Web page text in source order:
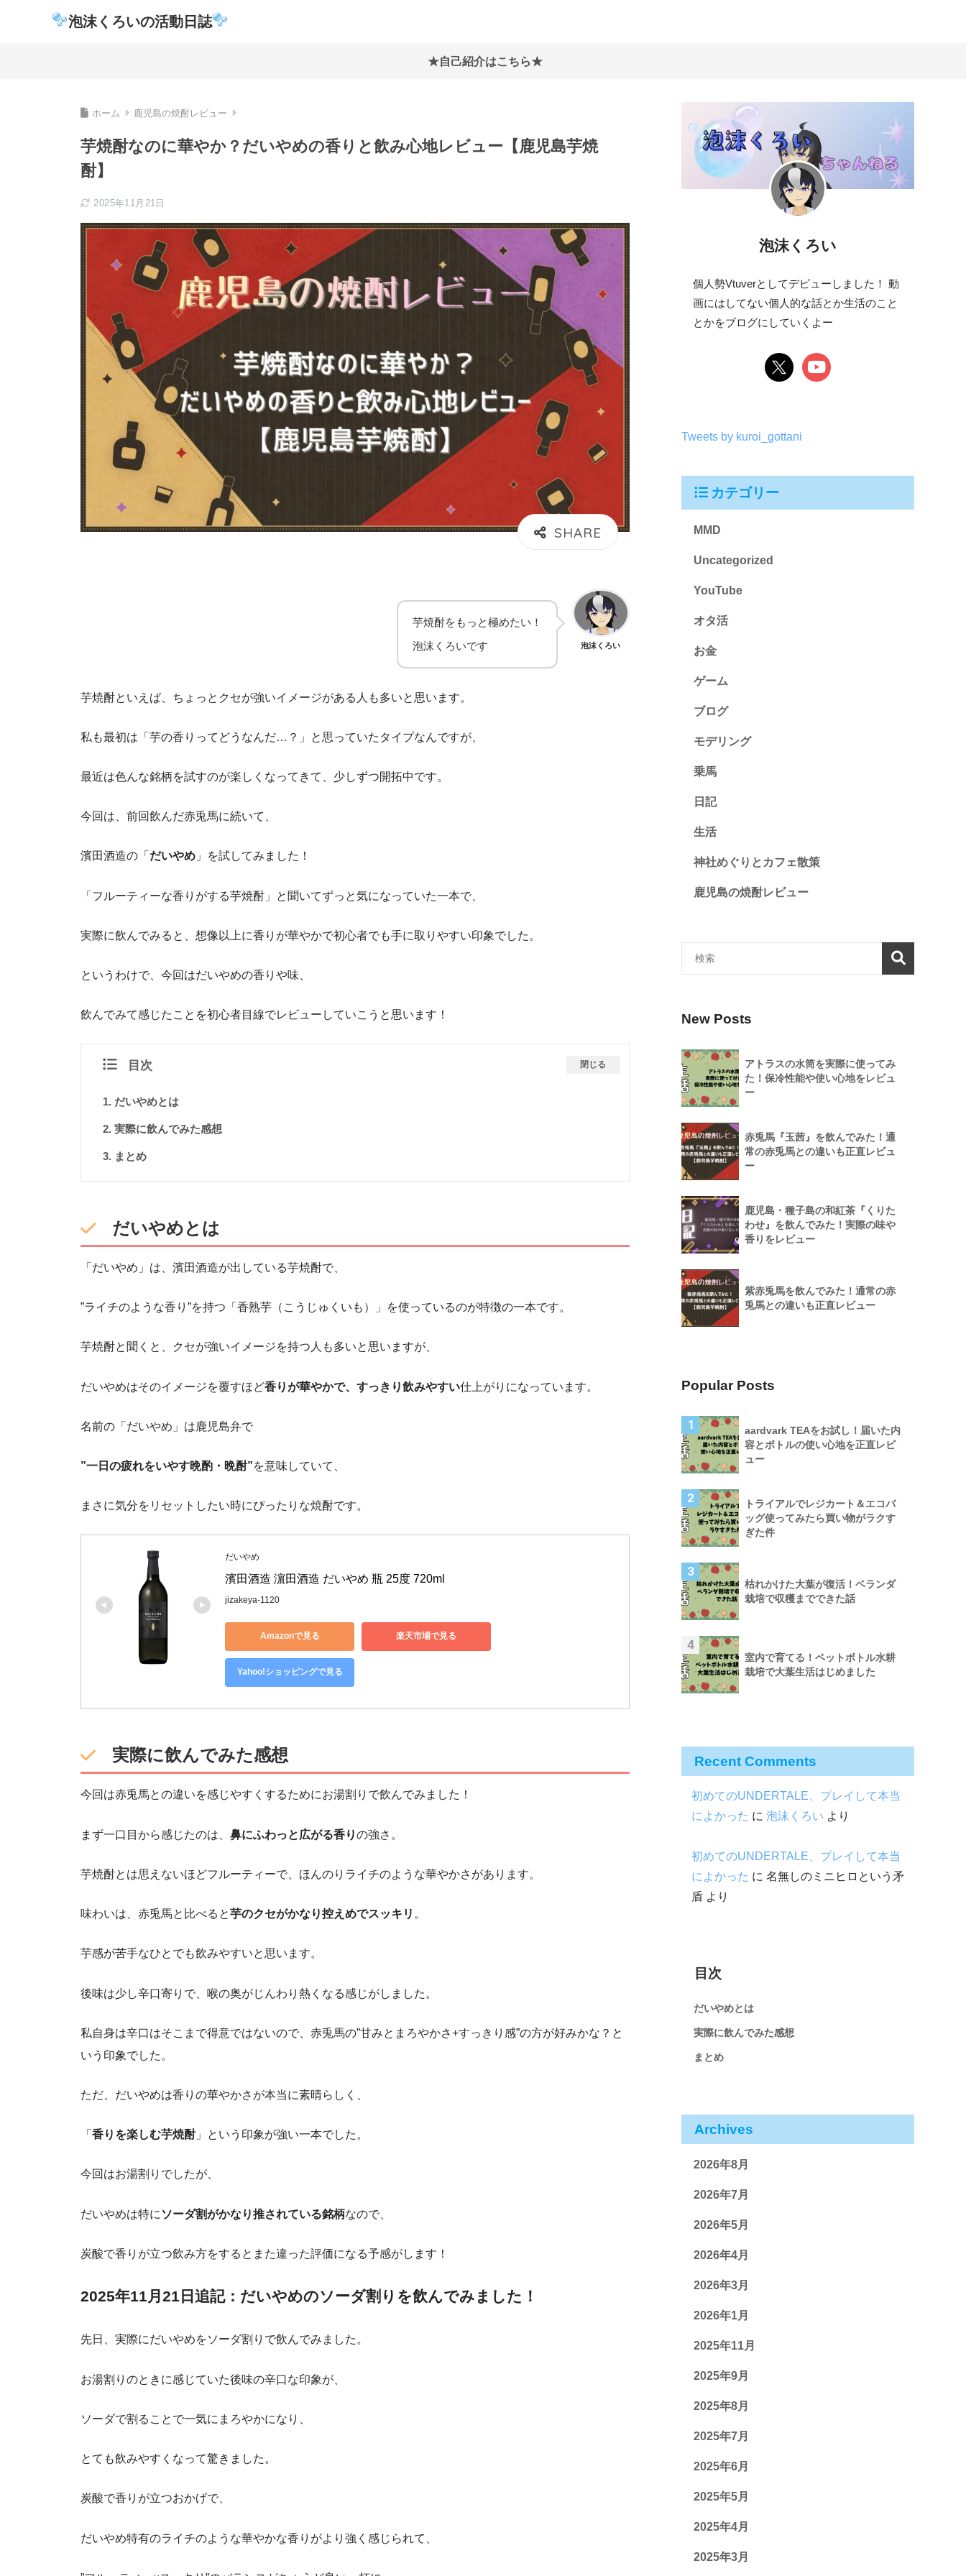
泡沫くろいの活動日誌
★自己紹介はこちら★
ホーム 鹿児島の焼酎レビュー
芋焼酎なのに華やか？だいやめの香りと飲み心地レビュー【鹿児島芋焼
酎】
2025年11月21日
泡沫くろい
芋焼酎をもっと極めたい！
泡沫くろいです
芋焼酎といえば、ちょっとクセが強いイメージがある人も多いと思います。
私も最初は「芋の香りってどうなんだ…？」と思っていたタイプなんですが、
最近は色んな銘柄を試すのが楽しくなってきて、少しずつ開拓中です。
今回は、前回飲んだ赤兎馬に続いて、
濱田酒造の「 だいやめ 」を試してみました！
「フルーティーな香りがする芋焼酎」と聞いてずっと気になっていた一本で、
実際に飲んでみると、想像以上に香りが華やかで初心者でも手に取りやすい印象でした。
というわけで、今回はだいやめの香りや味、
飲んでみて感じたことを初心者目線でレビューしていこうと思います！
目次 閉じる
だいやめとは
実際に飲んでみた感想
まとめ
だいやめとは
「だいやめ」は、濱田酒造が出している芋焼酎で、
”ライチのような香り”を持つ「香熟芋（こうじゅくいも）」を使っているのが特徴の一本です。
芋焼酎と聞くと、クセが強いイメージを持つ人も多いと思いますが、
だいやめはそのイメージを覆すほど香りが華やかで、すっきり飲みやすい仕上がりになっています。
名前の「だいやめ」は鹿児島弁で
”一日の疲れをいやす晩酌・晩酎”を意味していて、
まさに気分をリセットしたい時にぴったりな焼酎です。
だいやめ
濱田酒造 濵田酒造 だいやめ 瓶 25度 720ml
jizakeya-1120
Amazonで見る 楽天市場で見る
Yahoo!ショッピングで見る
実際に飲んでみた感想
今回は赤兎馬との違いを感じやすくするためにお湯割りで飲んでみました！
まず一口目から感じたのは、 鼻にふわっと広がる香りの強さ。
芋焼酎とは思えないほどフルーティーで、ほんのりライチのような華やかさがあります。
味わいは、赤兎馬と比べると芋のクセがかなり控えめでスッキリ 。
芋感が苦手なひとでも飲みやすいと思います。
後味は少し辛口寄りで、喉の奥がじんわり熱くなる感じがしました。
私自身は辛口はそこまで得意ではないので、赤兎馬の”甘みとまろやかさ+すっきり感”の方が好みかな？と
いう印象でした。
ただ、だいやめは香りの華やかさが本当に素晴らしく、
「香りを楽しむ芋焼酎」という印象が強い一本でした。
今回はお湯割りでしたが、
だいやめは特に ソーダ割がかなり推されている銘柄なので、
炭酸で香りが立つ飲み方をするとまた違った評価になる予感がします！
2025年11月21日追記：だいやめのソーダ割りを飲んでみました！
先日、実際にだいやめをソーダ割りで飲んでみました。
お湯割りのときに感じていた後味の辛口な印象が、
ソーダで割ることで一気にまろやかになり、
とても飲みやすくなって驚きました。
炭酸で香りが立つおかげで、
だいやめ特有のライチのような華やかな香りがより強く感じられて、
泡沫くろい
個人勢Vtuverとしてデビューしました！ 動
画にはしてない個人的な話とか生活のこと
とかをブログにしていくよー
Tweets by kuroi_gottani
カテゴリー
MMD
Uncategorized
YouTube
オタ活
お金
ゲーム
ブログ
モデリング
乗馬
日記
生活
神社めぐりとカフェ散策
鹿児島の焼酎レビュー
New Posts
アトラスの水筒を実際に使ってみ
た！保冷性能や使い心地をレビュ
ー
赤兎馬『玉茜』を飲んでみた！通
常の赤兎馬との違いも正直レビュ
ー
鹿児島・種子島の和紅茶『くりた
わせ』を飲んでみた！実際の味や
香りをレビュー
紫赤兎馬を飲んでみた！通常の赤
兎馬との違いも正直レビュー
Popular Posts
1
aardvark TEAをお試し！届いた内
容とボトルの使い心地を正直レビ
ュー
2
トライアルでレジカート＆エコバ
ッグ使ってみたら買い物がラクす
ぎた件
3
枯れかけた大葉が復活！ベランダ
栽培で収穫までできた話
4
室内で育てる！ペットボトル水耕
栽培で大葉生活はじめました
Recent Comments
初めてのUNDERTALE、プレイして本当
によかった に 泡沫くろい より
初めてのUNDERTALE、プレイして本当
によかった に 名無しのミニヒロという矛
盾 より
目次
だいやめとは
実際に飲んでみた感想
まとめ
Archives
2026年8月
2026年7月
2026年5月
2026年4月
2026年3月
2026年1月
2025年11月
2025年9月
2025年8月
2025年7月
2025年6月
2025年5月
2025年4月
2025年3月